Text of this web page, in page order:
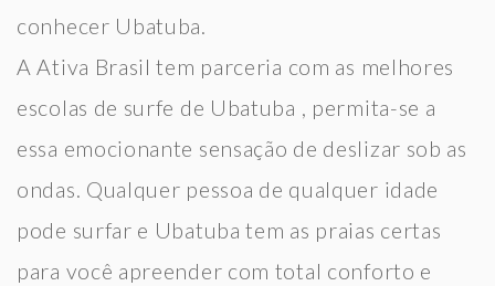
conhecer Ubatuba.
A Ativa Brasil tem parceria com as melhores
escolas de surfe de Ubatuba , permita-se a
essa emocionante sensação de deslizar sob as
ondas. Qualquer pessoa de qualquer idade
pode surfar e Ubatuba tem as praias certas
para você apreender com total conforto e